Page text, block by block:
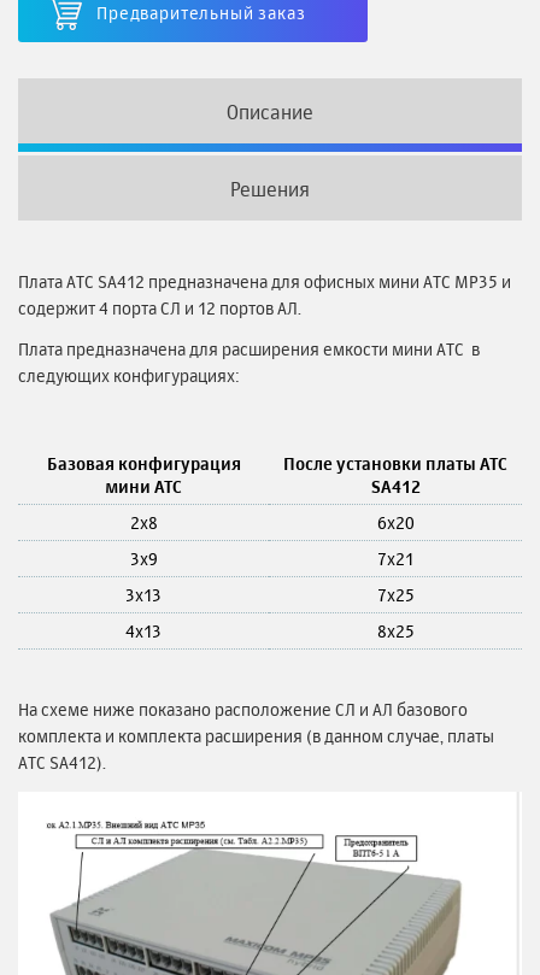
Предварительный заказ
Описание
Решения
Плата АТС SA412 предназначена для офисных мини АТС MP35 и
содержит 4 порта СЛ и 12 портов АЛ.
Плата предназначена для расширения емкости мини АТС в
следующих конфигурациях:
Базовая конфигурация
мини АТС
После установки платы АТС
SA412
2х8
6х20
3х9
7х21
3х13
7х25
4х13
8х25
На схеме ниже показано расположение СЛ и АЛ базового
комплекта и комплекта расширения (в данном случае, платы
АТС SA412).